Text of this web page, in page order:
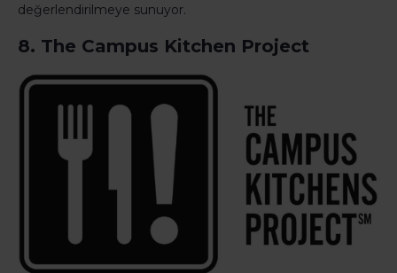
değerlendirilmeye sunuyor.
8. The Campus Kitchen Project